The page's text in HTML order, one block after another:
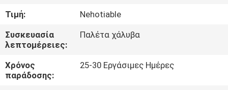
ΕΛΆΤΕ
ΣΕ
ΕΠΑΦΉ
ΜΕ
Τιμή:
Nehotiable
Συσκευασία
λεπτομέρειες:
Παλέτα χάλυβα
Χρόνος
παράδοσης:
25-30 Εργάσιμες Ημέρες